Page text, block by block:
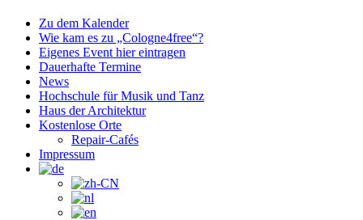
Zu dem Kalender
Wie kam es zu „Cologne4free“?
Eigenes Event hier eintragen
Dauerhafte Termine
News
Hochschule für Musik und Tanz
Haus der Architektur
Kostenlose Orte
Repair-Cafés
Impressum